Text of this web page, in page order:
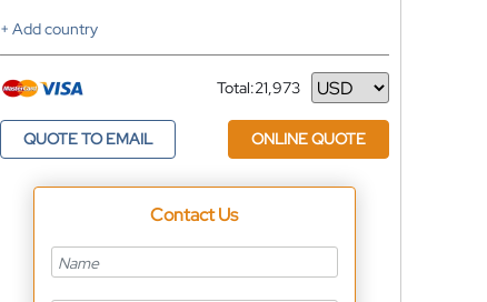
+ Add country
Total:21,973
Currency
QUOTE TO EMAIL ONLINE QUOTE
Contact Us